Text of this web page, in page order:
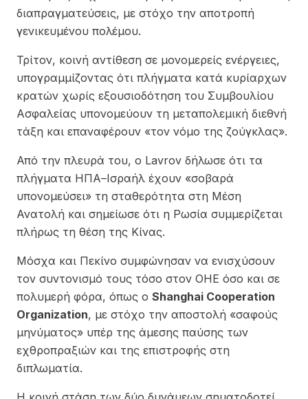
διαπραγματεύσεις, με στόχο την αποτροπή
γενικευμένου πολέμου.
Τρίτον, κοινή αντίθεση σε μονομερείς ενέργειες,
υπογραμμίζοντας ότι πλήγματα κατά κυρίαρχων
κρατών χωρίς εξουσιοδότηση του Συμβουλίου
Ασφαλείας υπονομεύουν τη μεταπολεμική διεθνή
τάξη και επαναφέρουν «τον νόμο της ζούγκλας».
Από την πλευρά του, ο Lavrov δήλωσε ότι τα
πλήγματα ΗΠΑ–Ισραήλ έχουν «σοβαρά
υπονομεύσει» τη σταθερότητα στη Μέση
Ανατολή και σημείωσε ότι η Ρωσία συμμερίζεται
πλήρως τη θέση της Κίνας.
Μόσχα και Πεκίνο συμφώνησαν να ενισχύσουν
τον συντονισμό τους τόσο στον ΟΗΕ όσο και σε
πολυμερή φόρα, όπως ο Shanghai Cooperation
Organization, με στόχο την αποστολή «σαφούς
μηνύματος» υπέρ της άμεσης παύσης των
εχθροπραξιών και της επιστροφής στη
διπλωματία.